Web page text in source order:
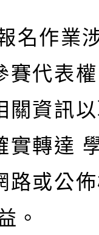
作業
賽代表
關資訊
實轉達
路或公
。